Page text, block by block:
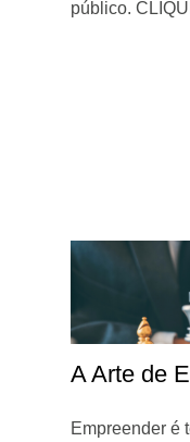
público.
A Arte de
Empreender é